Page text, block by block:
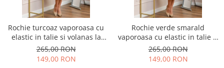
Rochie turcoaz vaporoasa cu
elastic in talie si volanas la
decolteu Allegra
265,00 RON
149,00 RON
Rochie verde smarald
vaporoasa cu elastic in talie si
volanas la decolteu Allegra
265,00 RON
149,00 RON